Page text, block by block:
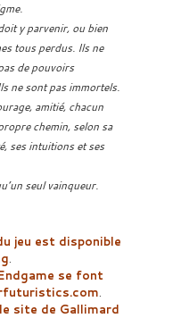
y parvenir, ou bien
tous perdus. Ils ne
de pouvoirs
ne sont pas immortels.
amitié, chacun
chemin, selon sa
ses intuitions et ses
seul vainqueur.
jeu est disponible
.
se font
.
site de Gallimard